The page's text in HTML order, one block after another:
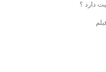
دارد ؟